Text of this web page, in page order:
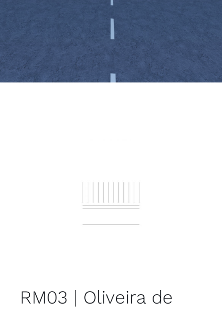
RM03 | Oliveira de